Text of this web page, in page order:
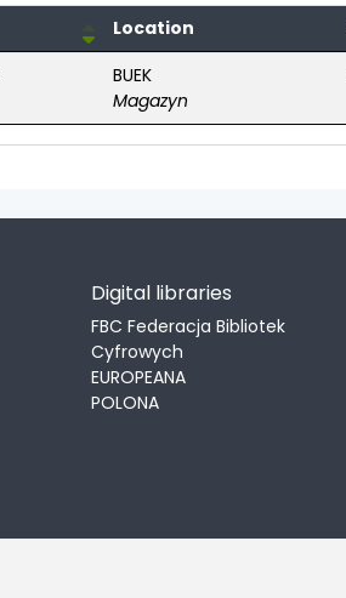
Location
BUEK
Magazyn
Digital libraries
FBC Federacja Bibliotek
Cyfrowych
EUROPEANA
POLONA